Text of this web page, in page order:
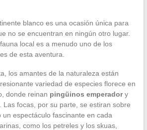
blanco es una ocasión única para
no se encuentran en ningún otro lugar.
local es a menudo uno de los
de esta aventura.
los amantes de la naturaleza están
variedad de especies florece en
donde reinan pingüinos emperadory
. Las focas, por su parte, se estiran sobre
un espectáculo fascinante en cada
como los petreles y los skuas,